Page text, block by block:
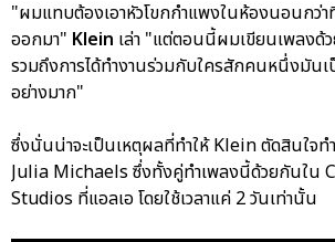
"ผมแทบต้องเอาหัวโขกกำแพงในห้องนอนกว่า
ออกมา" Klein เล่า "แต่ตอนนี้ผมเขียนเพลงด้
รวมถึงการได้ทำงานร่วมกับใครสักคนหนึ่งมัน
อย่างมาก"
ซึ่งนั่นน่าจะเป็นเหตุผลที่ทำให้ Klein ตัดสินใจท
Julia Michaels ซึ่งทั้งคู่ทำเพลงนี้ด้วยกันใน
Studios ที่แอลเอ โดยใช้เวลาแค่ 2 วันเท่านั้น